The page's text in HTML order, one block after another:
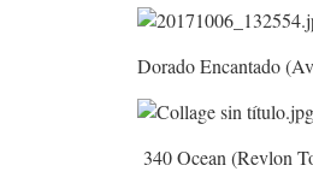
Dorado Encantado
340 Ocean (Revlon